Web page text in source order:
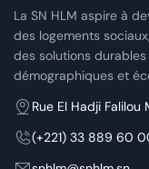
La SN HLM aspire à
des logements
des solutions
démographiques et
Rue El Hadji
(+221) 33 889 60